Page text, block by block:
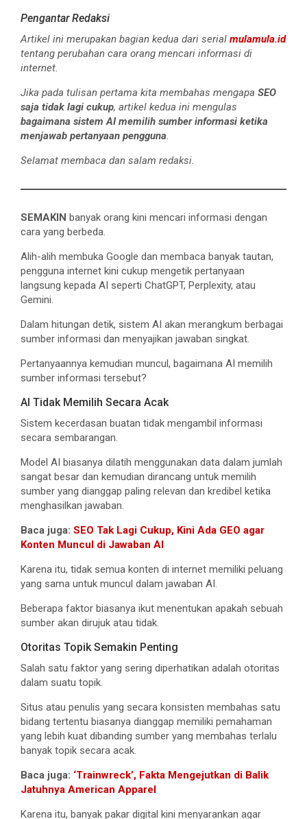
Pengantar Redaksi
Artikel ini merupakan bagian kedua dari serial mulamula.id
tentang perubahan cara orang mencari informasi di
internet.
Jika pada tulisan pertama kita membahas mengapa SEO
saja tidak lagi cukup, artikel kedua ini mengulas
bagaimana sistem AI memilih sumber informasi ketika
menjawab pertanyaan pengguna.
Selamat membaca dan salam redaksi.
SEMAKIN banyak orang kini mencari informasi dengan
cara yang berbeda.
Alih-alih membuka Google dan membaca banyak tautan,
pengguna internet kini cukup mengetik pertanyaan
langsung kepada AI seperti ChatGPT, Perplexity, atau
Gemini.
Dalam hitungan detik, sistem AI akan merangkum berbagai
sumber informasi dan menyajikan jawaban singkat.
Pertanyaannya kemudian muncul, bagaimana AI memilih
sumber informasi tersebut?
AI Tidak Memilih Secara Acak
Sistem kecerdasan buatan tidak mengambil informasi
secara sembarangan.
Model AI biasanya dilatih menggunakan data dalam jumlah
sangat besar dan kemudian dirancang untuk memilih
sumber yang dianggap paling relevan dan kredibel ketika
menghasilkan jawaban.
Baca juga: SEO Tak Lagi Cukup, Kini Ada GEO agar
Konten Muncul di Jawaban AI
Karena itu, tidak semua konten di internet memiliki peluang
yang sama untuk muncul dalam jawaban AI.
Beberapa faktor biasanya ikut menentukan apakah sebuah
sumber akan dirujuk atau tidak.
Otoritas Topik Semakin Penting
Salah satu faktor yang sering diperhatikan adalah otoritas
dalam suatu topik.
Situs atau penulis yang secara konsisten membahas satu
bidang tertentu biasanya dianggap memiliki pemahaman
yang lebih kuat dibanding sumber yang membahas terlalu
banyak topik secara acak.
Baca juga: ‘Trainwreck’, Fakta Mengejutkan di Balik
Jatuhnya American Apparel
Karena itu, banyak pakar digital kini menyarankan agar